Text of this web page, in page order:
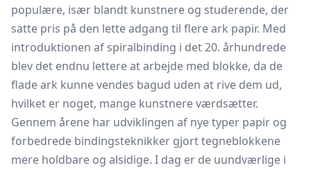
populære, især blandt kunstnere og studerende, der
satte pris på den lette adgang til flere ark papir. Med
introduktionen af spiralbinding i det 20. århundrede
blev det endnu lettere at arbejde med blokke, da de
flade ark kunne vendes bagud uden at rive dem ud,
hvilket er noget, mange kunstnere værdsætter.
Gennem årene har udviklingen af nye typer papir og
forbedrede bindingsteknikker gjort tegneblokkene
mere holdbare og alsidige. I dag er de uundværlige i